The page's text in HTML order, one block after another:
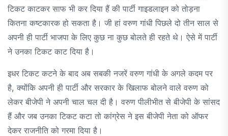
टिकट काटकर साफ भी कर दिया हैं की पार्टी गाइडलाइन को तोड़ना
कितना कष्टकारक हो सकता है। जी हां वरुण गांधी पिछले दो तीन साल से
अपनी ही पार्टी भाजपा के लिए कुछ ना कुछ बोलते ही रहते थे। ऐसे में पार्टी
ने उनका टिकट काट दिया है।
इधर टिकट कटने के बाद अब सबकी नजरें वरुण गांधी के अगले कदम पर
है, क्योंकि अपनी ही पार्टी और सरकार के खिलाफ बोलने वाले वरुण को
लेकर बीजेपी ने अपनी चाल चल दी है। वरुण पीलीभीत से बीजेपी के सांसद
हैं और जब उनका टिकट कटा तो कांग्रेस ने इस बीजेपी नेता को ऑफर
देकर राजनीति को गरमा दिया है।